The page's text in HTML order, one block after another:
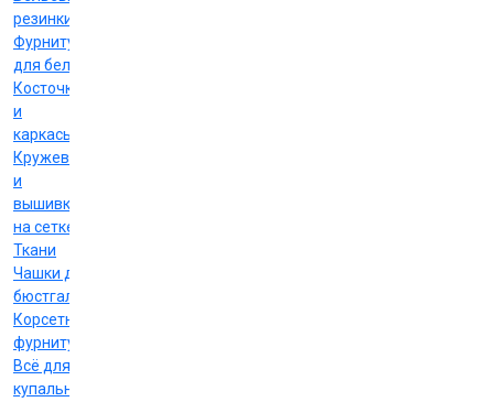
резинки
Фурнитура
для белья
Косточки
и
каркасы
Кружево
и
вышивка
на сетке
Ткани
Чашки для
бюстгальтеров
Корсетная
фурнитура
Всё для
купальников